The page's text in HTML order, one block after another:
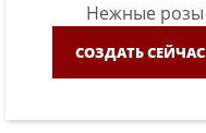
Нежные розы
СОЗДАТЬ СЕЙЧАС